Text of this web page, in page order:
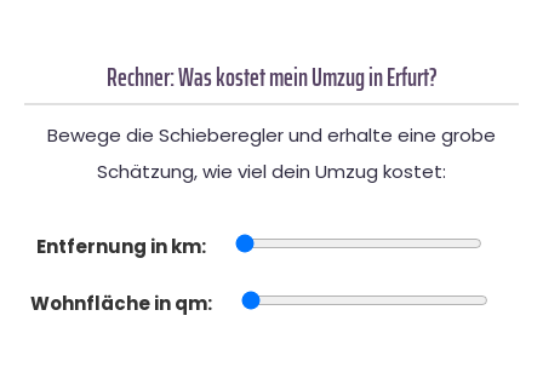
Rechner: Was kostet mein Umzug in Erfurt?
Bewege die Schieberegler und erhalte eine grobe
Schätzung, wie viel dein Umzug kostet:
Entfernung in km:
Wohnfläche in qm: